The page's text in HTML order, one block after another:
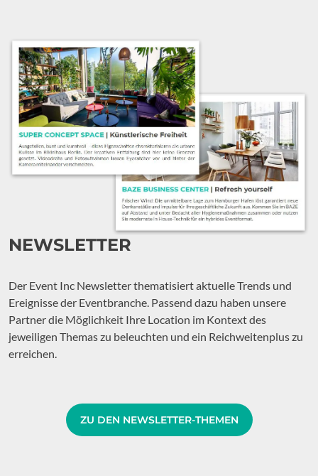
NEWSLETTER
Der Event Inc Newsletter thematisiert aktuelle Trends und
Ereignisse der Eventbranche. Passend dazu haben unsere
Partner die Möglichkeit Ihre Location im Kontext des
jeweiligen Themas zu beleuchten und ein Reichweitenplus zu
erreichen.
ZU DEN NEWSLETTER-THEMEN